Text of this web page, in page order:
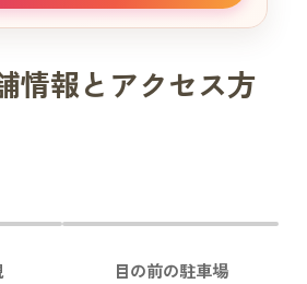
情報とアクセス方
目の前の駐車場